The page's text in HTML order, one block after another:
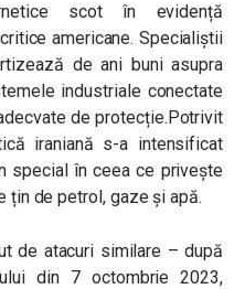
scot în evidență
americane. Specialiștii
de ani buni asupra
industriale conectate
de protecție.Potrivit
iraniană s-a intensificat
special în ceea ce privește
țin de petrol, gaze și apă.
de atacuri similare – după
din 7 octombrie 2023,